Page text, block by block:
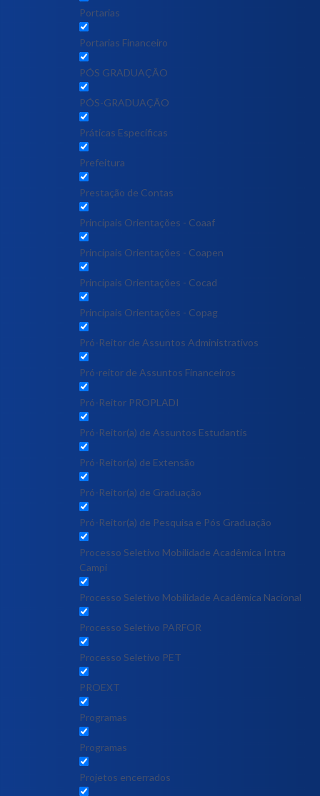
Portarias
Portarias Financeiro
PÓS GRADUAÇÃO
PÓS-GRADUAÇÃO
Práticas Específicas
Prefeitura
Prestação de Contas
Principais Orientações - Coaaf
Principais Orientações - Coapen
Principais Orientações - Cocad
Principais Orientações - Copag
Pró-Reitor de Assuntos Administrativos
Pró-reitor de Assuntos Financeiros
Pró-Reitor PROPLADI
Pró-Reitor(a) de Assuntos Estudantis
Pró-Reitor(a) de Extensão
Pró-Reitor(a) de Graduação
Pró-Reitor(a) de Pesquisa e Pós Graduação
Processo Seletivo Mobilidade Acadêmica Intra
Campi
Processo Seletivo Mobilidade Acadêmica Nacional
Processo Seletivo PARFOR
Processo Seletivo PET
PROEXT
Programas
Programas
Projetos encerrados